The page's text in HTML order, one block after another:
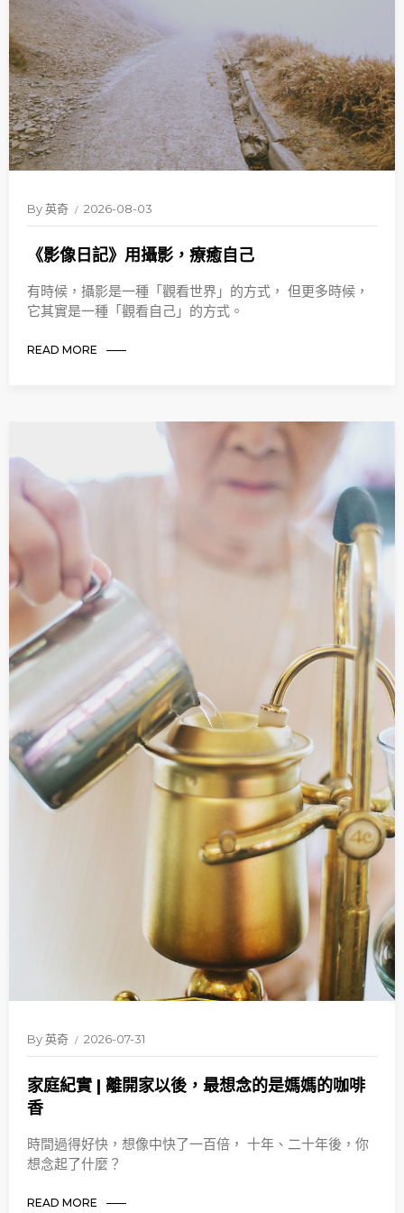
By英奇 2026-08-03
《影像日記》用攝影，療癒自己
有時候，攝影是一種「觀看世界」的方式， 但更多時候，
它其實是一種「觀看自己」的方式。
READ MORE
By英奇 2026-07-31
家庭紀實 | 離開家以後，最想念的是媽媽的咖啡
香
時間過得好快，想像中快了一百倍， 十年、二十年後，你
想念起了什麼？
READ MORE